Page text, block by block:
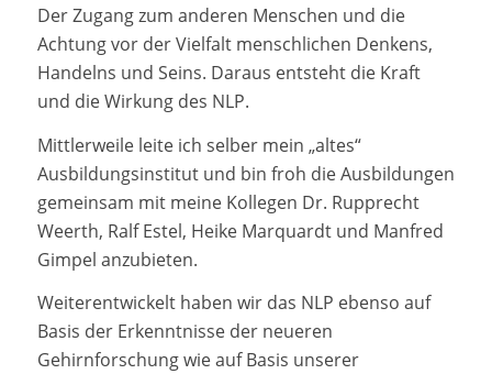
Der Zugang zum anderen Menschen und die
Achtung vor der Vielfalt menschlichen Denkens,
Handelns und Seins. Daraus entsteht die Kraft
und die Wirkung des NLP.
Mittlerweile leite ich selber mein „altes“
Ausbildungsinstitut und bin froh die Ausbildungen
gemeinsam mit meine Kollegen Dr. Rupprecht
Weerth, Ralf Estel, Heike Marquardt und Manfred
Gimpel anzubieten.
Weiterentwickelt haben wir das NLP ebenso auf
Basis der Erkenntnisse der neueren
Gehirnforschung wie auf Basis unserer